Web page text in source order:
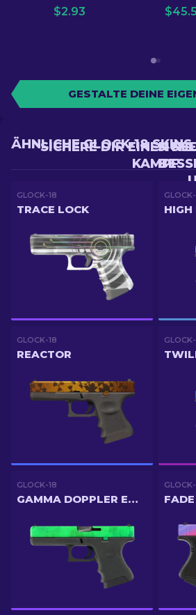
$2.93 $
GESTALTE DEINE
SICHERE DIR EINEN
KAMPF
ÄHNLICHE GLOCK-18 SKINS
GLOCK-18
TRACE LOCK HIGH
GLOCK-18
REACTOR
GLOCK-18
GAMMA DOPPLER EMERALD FADE